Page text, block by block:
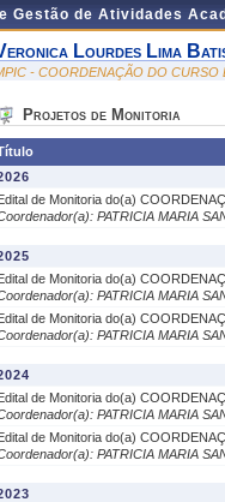
Gestão de Atividades
Lourdes Lima
- COORDENAÇÃO DO CURSO
Projetos de Monitoria
de Monitoria do(a)
PATRICIA MARIA
de Monitoria do(a)
PATRICIA MARIA
de Monitoria do(a)
PATRICIA MARIA
de Monitoria do(a)
PATRICIA MARIA
de Monitoria do(a)
PATRICIA MARIA